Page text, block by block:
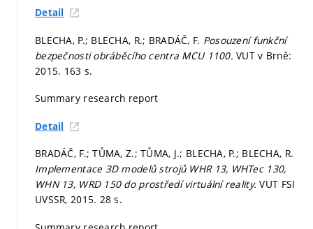
Detail
BLECHA, P.; BLECHA, R.; BRADÁČ, F. Posouzení funkční
bezpečnosti obráběcího centra MCU 1100.VUT v Brně:
2015. 163 s.
Summary research report
Detail
BRADÁČ, F.; TŮMA, Z.; TŮMA, J.; BLECHA, P.; BLECHA, R.
Implementace 3D modelů strojů WHR 13, WHTec 130,
WHN 13, WRD 150 do prostředí virtuální reality.VUT FSI
UVSSR, 2015. 28 s.